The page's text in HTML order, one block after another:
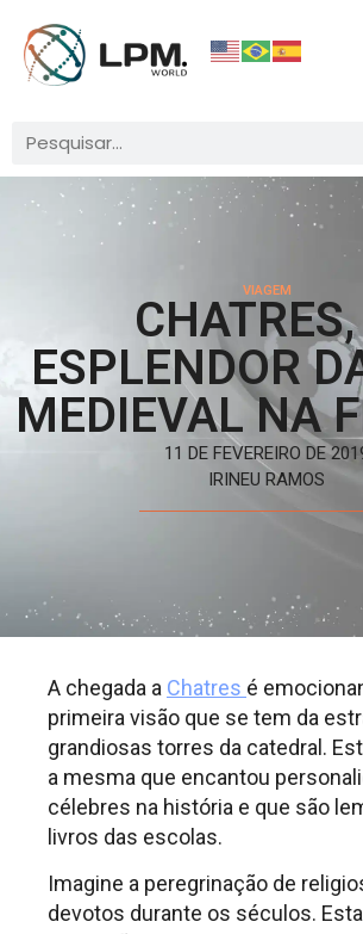
VIAGEM
ESPLENDOR
MEDIEVAL NA
11 DE FEVEREIRO DE
IRINEU RAMOS
A chegada a Chatres é
primeira visão que se tem da
grandiosas torres da catedral.
a mesma que encantou
célebres na história e que são
livros das escolas.
Imagine a peregrinação de
devotos durante os séculos.